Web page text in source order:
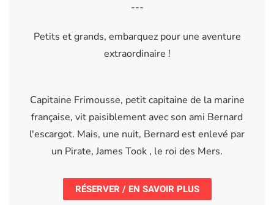
---
Petits et grands, embarquez pour une aventure
extraordinaire !
Capitaine Frimousse, petit capitaine de la marine
française, vit paisiblement avec son ami Bernard
l'escargot. Mais, une nuit, Bernard est enlevé par
un Pirate, James Took , le roi des Mers.
RÉSERVER / EN SAVOIR PLUS